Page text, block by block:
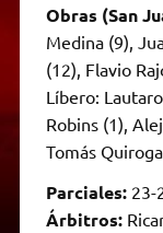
Obras (San
Medina (9),
(12), Flavio
Líbero:
Robins (1),
Tomás
Parciales:23-
Árbitros: